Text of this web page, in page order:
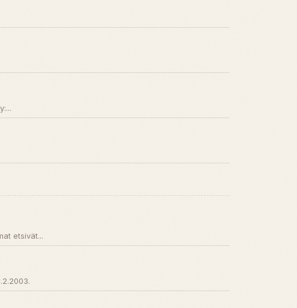
etsivät...